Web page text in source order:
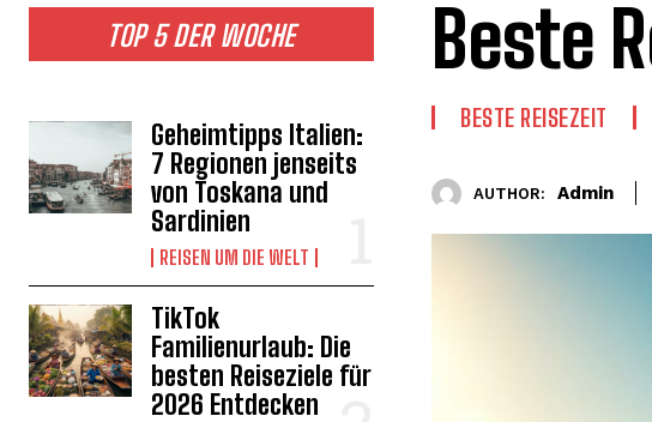
TOP 5 DER WOCHE
Geheimtipps Italien:
7 Regionen jenseits
von Toskana und
Sardinien
REISEN UM DIE WELT
TikTok
Familienurlaub: Die
besten Reiseziele für
2026 Entdecken
Beste
BESTE REISEZEIT
AUTHOR: Admin